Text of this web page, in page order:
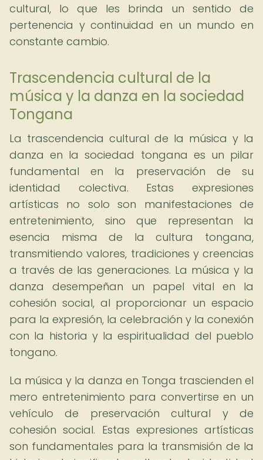
cultural, lo que les brinda un sentido de
pertenencia y continuidad en un mundo en
constante cambio.
Trascendencia cultural de la
música y la danza en la sociedad
Tongana
La trascendencia cultural de la música y la
danza en la sociedad tongana es un pilar
fundamental en la preservación de su
identidad colectiva. Estas expresiones
artísticas no solo son manifestaciones de
entretenimiento, sino que representan la
esencia misma de la cultura tongana,
transmitiendo valores, tradiciones y creencias
a través de las generaciones. La música y la
danza desempeñan un papel vital en la
cohesión social, al proporcionar un espacio
para la expresión, la celebración y la conexión
con la historia y la espiritualidad del pueblo
tongano.
La música y la danza en Tonga trascienden el
mero entretenimiento para convertirse en un
vehículo de preservación cultural y de
cohesión social. Estas expresiones artísticas
son fundamentales para la transmisión de la